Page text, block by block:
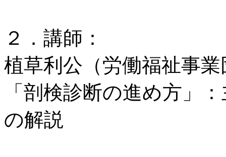
２．講師：
植草利公（労働福祉事
「剖検診断の進め方」
の解説